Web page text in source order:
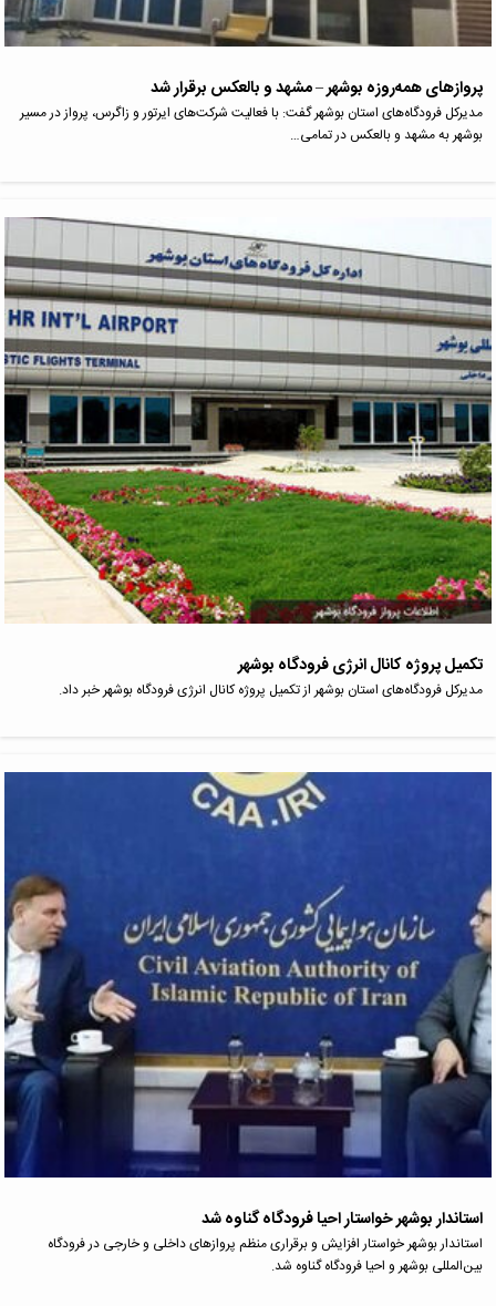
پروازهای همه‌روزه بوشهر – مشهد و بالعکس برقرار شد
مدیرکل فرودگاه‌های استان بوشهر گفت: با فعالیت شرکت‌های ایرتور و زاگرس، پرواز در مسیر
بوشهر به مشهد و بالعکس در تمامی…
تکمیل پروژه کانال انرژی فرودگاه بوشهر
مدیرکل فرودگاه‌های استان بوشهر از تکمیل پروژه کانال انرژی فرودگاه بوشهر خبر داد.
استاندار بوشهر خواستار احیا فرودگاه گناوه شد
استاندار بوشهر خواستار افزایش و برقراری منظم پروازهای داخلی و خارجی در فرودگاه
بین‌المللی بوشهر و احیا فرودگاه گناوه شد.